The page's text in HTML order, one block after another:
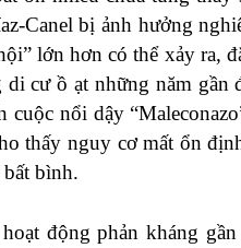
Canel bị ảnh hưởng
lớn hơn có thể xảy ra,
cư ồ ạt những năm gần
nổi dậy
thấy nguy cơ mất ổn
bình.
động phản kháng